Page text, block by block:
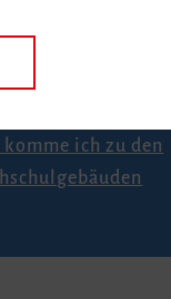
ich zu den